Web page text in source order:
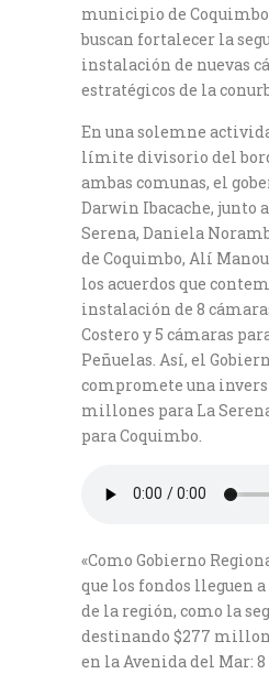
municipio de
buscan fortalecer la
instalación de nuevas
estratégicos de la
En una solemne
límite divisorio del
ambas comunas, el
Darwin Ibacache, junto
Serena, Daniela
de Coquimbo, Alí
los acuerdos que
instalación de 8
Costero y 5 cámaras
Peñuelas. Así, el
compromete una
millones para La
para Coquimbo.
«Como Gobierno
que los fondos lleguen
de la región, como la
destinando $277
en la Avenida del Mar: 8